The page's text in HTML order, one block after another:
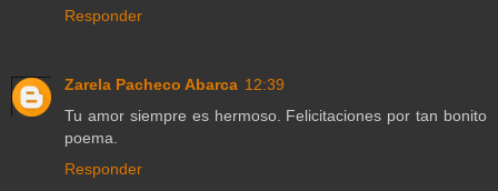
Responder
Zarela Pacheco Abarca 12:39
Tu amor siempre es hermoso. Felicitaciones por tan bonito
poema.
Responder